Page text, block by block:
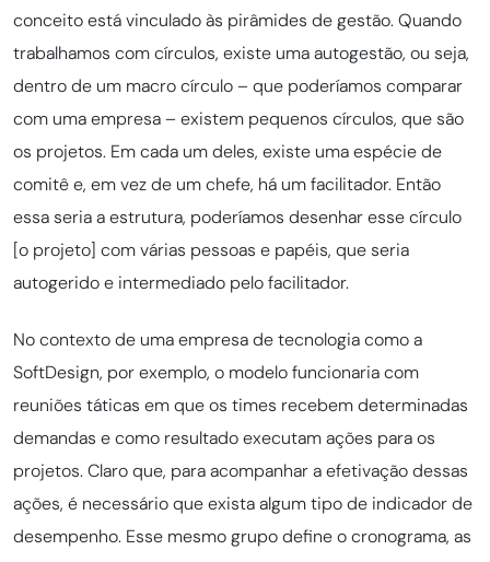
conceito está vinculado às pirâmides de gestão. Quando
trabalhamos com círculos, existe uma autogestão, ou seja,
dentro de um macro círculo – que poderíamos comparar
com uma empresa – existem pequenos círculos, que são
os projetos. Em cada um deles, existe uma espécie de
comitê e, em vez de um chefe, há um facilitador. Então
essa seria a estrutura, poderíamos desenhar esse círculo
[o projeto] com várias pessoas e papéis, que seria
autogerido e intermediado pelo facilitador.
No contexto de uma empresa de tecnologia como a
SoftDesign, por exemplo, o modelo funcionaria com
reuniões táticas em que os times recebem determinadas
demandas e como resultado executam ações para os
projetos. Claro que, para acompanhar a efetivação dessas
ações, é necessário que exista algum tipo de indicador de
desempenho. Esse mesmo grupo define o cronograma, as